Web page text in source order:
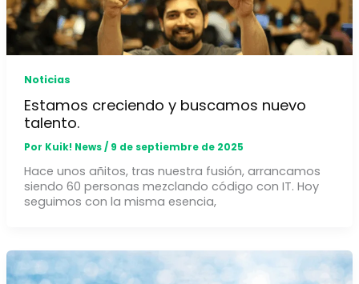
Noticias
Estamos creciendo y buscamos nuevo
talento.
Por Kuik! News/ 9 de septiembre de 2025
Hace unos añitos, tras nuestra fusión, arrancamos
siendo 60 personas mezclando código con IT. Hoy
seguimos con la misma esencia,